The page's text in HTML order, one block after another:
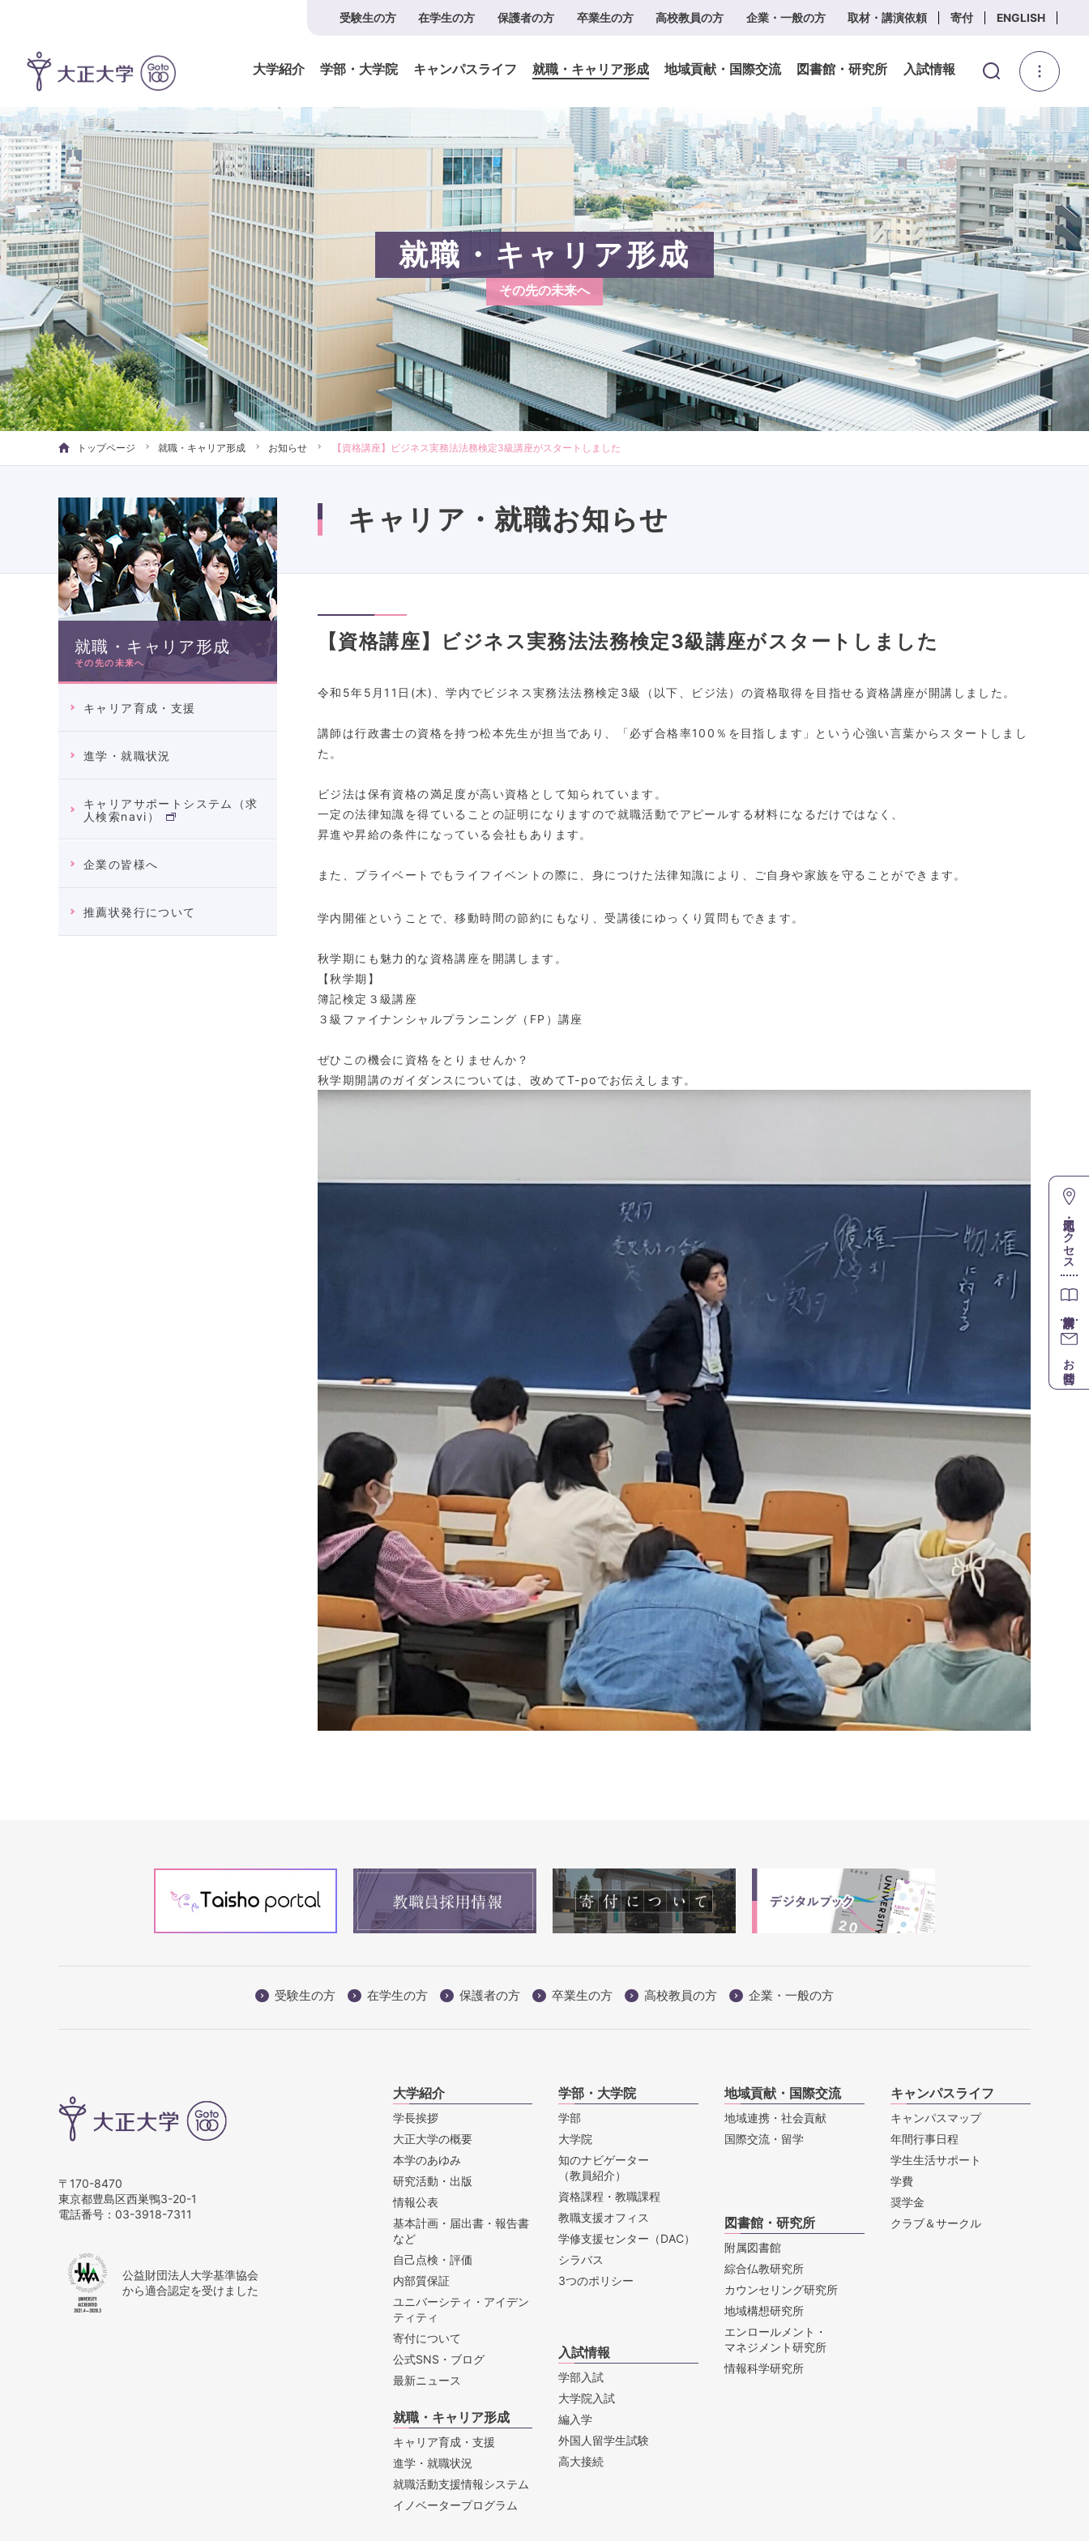
受験生の方 在学生の方 保護者の方 卒業生の方 高校教員の方 企業・一般の方 取材・講演依頼 寄付 ENGLISH
大学紹介 学部・大学院 キャンパスライフ 就職・キャリア形成 地域貢献・国際交流 図書館・研究所 入試情報
就職・キャリア形成
その先の未来へ
トップページ 就職・キャリア形成 お知らせ 【資格講座】ビジネス実務法法務検定3級講座がスタートしました
就職・キャリア形成
その先の未来へ
キャリア育成・支援
進学・就職状況
キャリアサポートシステム（求
人検索navi）
企業の皆様へ
推薦状発行について
キャリア・就職お知らせ
【資格講座】ビジネス実務法法務検定3級講座がスタートしました
令和5年5月11日(木)、学内でビジネス実務法法務検定3級（以下、ビジ法）の資格取得を目指せる資格講座が開講しました。
講師は行政書士の資格を持つ松本先生が担当であり、「必ず合格率100％を目指します」という心強い言葉からスタートしまし
た。
ビジ法は保有資格の満足度が高い資格として知られています。
一定の法律知識を得ていることの証明になりますので就職活動でアピールする材料になるだけではなく、
昇進や昇給の条件になっている会社もあります。
また、プライベートでもライフイベントの際に、身につけた法律知識により、ご自身や家族を守ることができます。
学内開催ということで、移動時間の節約にもなり、受講後にゆっくり質問もできます。
秋学期にも魅力的な資格講座を開講します。
【秋学期】
簿記検定３級講座
３級ファイナンシャルプランニング（FP）講座
ぜひこの機会に資格をとりませんか？
秋学期開講のガイダンスについては、改めてT-poでお伝えします。
受験生の方 在学生の方 保護者の方 卒業生の方 高校教員の方 企業・一般の方
〒170-8470
東京都豊島区西巣鴨3-20-1
電話番号： 03-3918-7311
公益財団法人大学基準協会
から適合認定を受けました
大学紹介
学長挨拶
大正大学の概要
本学のあゆみ
研究活動・出版
情報公表
基本計画・届出書・報告書
など
自己点検・評価
内部質保証
ユニバーシティ・アイデン
ティティ
寄付について
公式SNS・ブログ
最新ニュース
学部・大学院
学部
大学院
知のナビゲーター
（教員紹介）
資格課程・教職課程
教職支援オフィス
学修支援センター（DAC）
シラバス
3つのポリシー
地域貢献・国際交流
地域連携・社会貢献
国際交流・留学
キャンパスライフ
キャンパスマップ
年間行事日程
学生生活サポート
学費
奨学金
クラブ＆サークル
就職・キャリア形成
キャリア育成・支援
進学・就職状況
就職活動支援情報システム
イノベータープログラム
入試情報
学部入試
大学院入試
編入学
外国人留学生試験
高大接続
図書館・研究所
附属図書館
綜合仏教研究所
カウンセリング研究所
地域構想研究所
エンロールメント・
マネジメント研究所
情報科学研究所
地図・アクセス
お問合せ